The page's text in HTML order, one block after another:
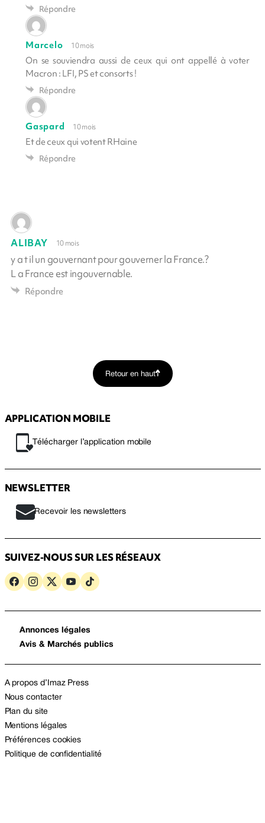
Répondre
Marcelo 10 mois
On se souviendra aussi de ceux qui ont appellé à voter
Macron : LFI, PS et consorts !
Répondre
Gaspard 10 mois
Et de ceux qui votent RHaine
Répondre
ALIBAY 10 mois
y a t il un gouvernant pour gouverner la France.?
L a France est ingouvernable.
Répondre
Retour en haut
APPLICATION MOBILE
Télécharger l’application mobile
NEWSLETTER
Recevoir les newsletters
SUIVEZ-NOUS SUR LES RÉSEAUX
Annonces légales
Avis & Marchés publics
A propos d’Imaz Press
Nous contacter
Plan du site
Mentions légales
Préférences cookies
Politique de confidentialité